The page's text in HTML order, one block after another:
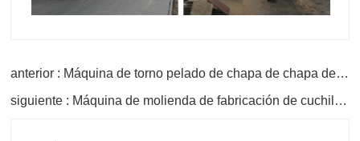
anterior : Máquina de torno pelado de chapa de chapa de madera contrachapada
siguiente : Máquina de molienda de fabricación de cuchillo redondo para la venta